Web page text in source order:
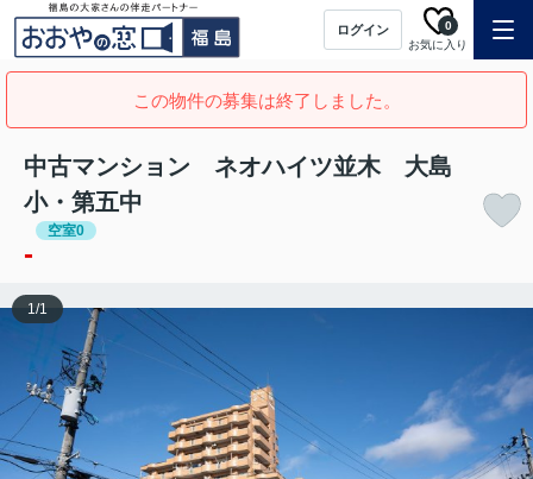
ログイン
お気に入り
0
この物件の募集は終了しました。
中古マンション ネオハイツ並木 大島
小・第五中
空室0
-
1/1